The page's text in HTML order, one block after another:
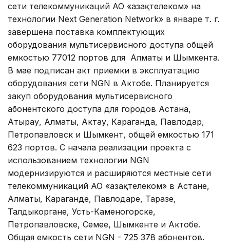
сети телекоммуникаций АО «Қазақтелеком» на
технологии Next Generation Network» в январе т. г.
завершена поставка комплектующих
оборудования мультисервисного доступа общей
емкостью 77012 портов для Алматы и Шымкента.
В мае подписан акт приемки в эксплуатацию
оборудования сети NGN в Актобе. Планируется
закуп оборудования мультисервисного
абонентского доступа для городов Астана,
Атырау, Алматы, Актау, Караганда, Павлодар,
Петропавловск и Шымкент, общей емкостью 171
623 портов. С начала реализации проекта с
использованием технологии NGN
модернизируются и расширяются местные сети
телекоммуникаций АО «Қазақтелеком» в Астане,
Алматы, Караганде, Павлодаре, Таразе,
Талдыкоргане, Усть-Каменогорске,
Петропавловске, Семее, Шымкенте и Актобе.
Общая емкость сети NGN - 725 378 абонентов.